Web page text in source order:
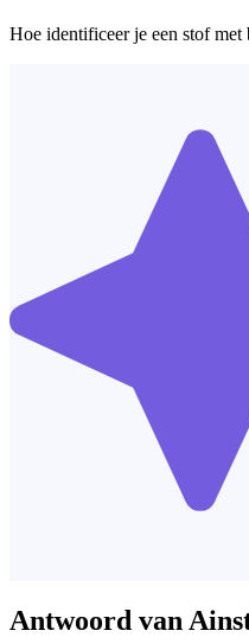
Hoe identificeer je een stof
Antwoord van